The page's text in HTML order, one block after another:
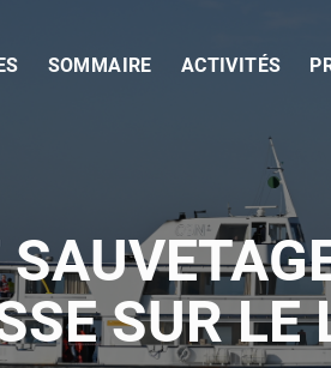
SOMMAIRE ACTIVITÉS
SUR LE